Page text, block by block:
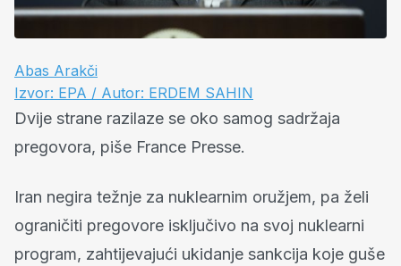
Abas Arakči
Izvor: EPA / Autor: ERDEM SAHIN
Dvije strane razilaze se oko samog sadržaja
pregovora, piše France Presse.
Iran negira težnje za nuklearnim oružjem, pa želi
ograničiti pregovore isključivo na svoj nuklearni
program, zahtijevajući ukidanje sankcija koje guše